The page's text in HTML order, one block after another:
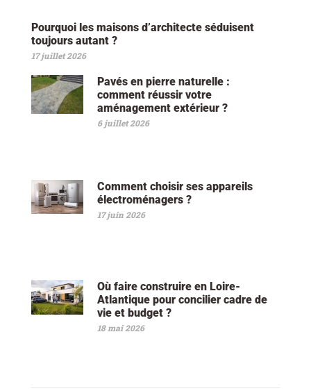
Pourquoi les maisons d’architecte séduisent
toujours autant ?
17 juillet 2026
Pavés en pierre naturelle :
comment réussir votre
aménagement extérieur ?
6 juillet 2026
Comment choisir ses appareils
électroménagers ?
17 juin 2026
Où faire construire en Loire-
Atlantique pour concilier cadre de
vie et budget ?
18 mai 2026